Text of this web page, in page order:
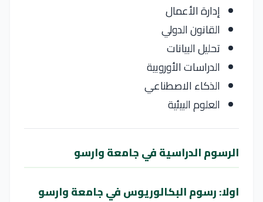
إدارة الأعمال
القانون الدولي
تحليل البيانات
الدراسات الأوروبية
الذكاء الاصطناعي
العلوم البيئية
الرسوم الدراسية في جامعة وارسو
اولا: رسوم البكالوريوس في جامعة وارسو